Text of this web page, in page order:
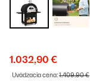
1.032,90 €
Uvádzacia cena:1.409,90 €